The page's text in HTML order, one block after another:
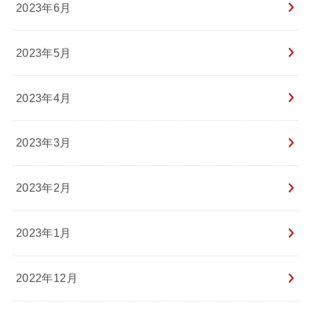
2023年6月
2023年5月
2023年4月
2023年3月
2023年2月
2023年1月
2022年12月